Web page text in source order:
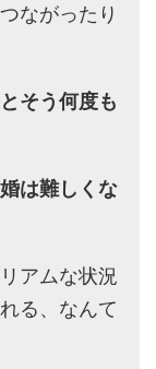
ながったり
そう何度も
は難しくな
アムな状況
る、なんて